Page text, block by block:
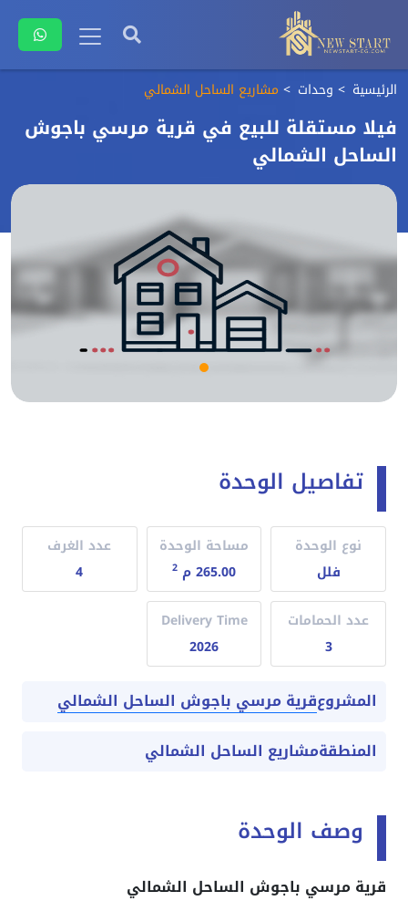
الرئيسية وحدات مشاريع الساحل الشمالي
فيلا مستقلة للبيع في قرية مرسي باجوش
الساحل الشمالي
تفاصيل الوحدة
نوع الوحدة
فلل
مساحة الوحدة
265.00 م
2
عدد الغرف
4
عدد الحمامات
3
Delivery Time
2026
المشروعقرية مرسي باجوش الساحل الشمالي
المنطقةمشاريع الساحل الشمالي
وصف الوحدة
قرية مرسي باجوش الساحل الشمالي